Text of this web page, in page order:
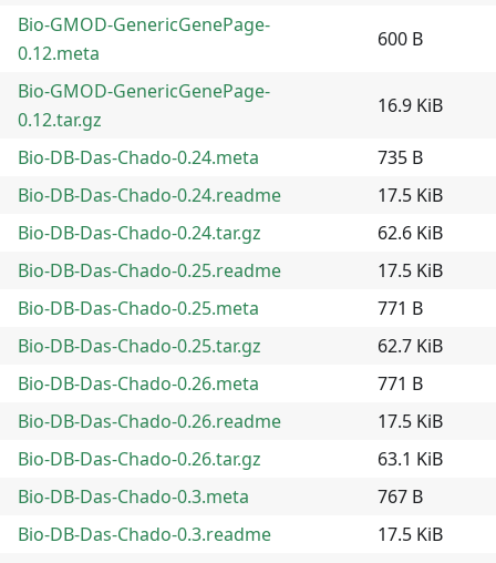
Bio-GMOD-GenericGenePage-
0.12.meta
600 B
Bio-GMOD-GenericGenePage-
0.12.tar.gz
16.9 KiB
Bio-DB-Das-Chado-0.24.meta
735 B
Bio-DB-Das-Chado-0.24.readme
17.5 KiB
Bio-DB-Das-Chado-0.24.tar.gz
62.6 KiB
Bio-DB-Das-Chado-0.25.readme
17.5 KiB
Bio-DB-Das-Chado-0.25.meta
771 B
Bio-DB-Das-Chado-0.25.tar.gz
62.7 KiB
Bio-DB-Das-Chado-0.26.meta
771 B
Bio-DB-Das-Chado-0.26.readme
17.5 KiB
Bio-DB-Das-Chado-0.26.tar.gz
63.1 KiB
Bio-DB-Das-Chado-0.3.meta
767 B
Bio-DB-Das-Chado-0.3.readme
17.5 KiB